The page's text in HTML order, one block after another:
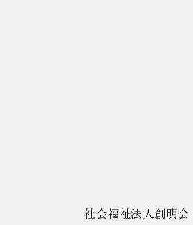
社会福祉法人創明